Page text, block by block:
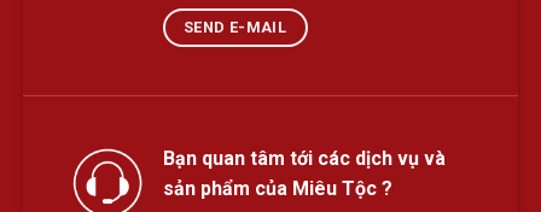
SEND E-MAIL
Bạn quan tâm tới các dịch vụ và
sản phẩm của Miêu Tộc ?